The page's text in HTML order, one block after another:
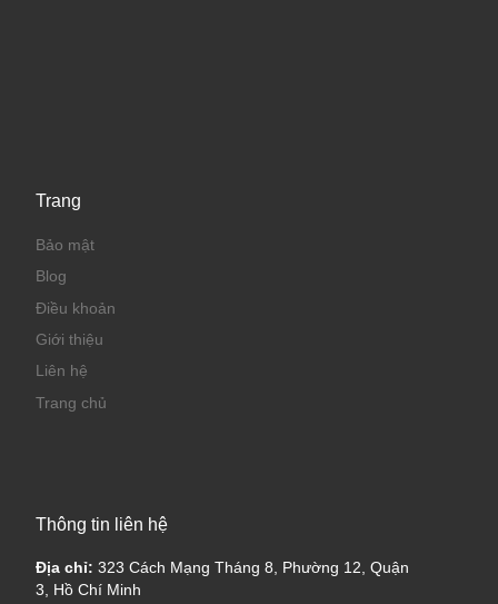
Trang
Bảo mật
Blog
Điều khoản
Giới thiệu
Liên hệ
Trang chủ
Thông tin liên hệ
Địa chỉ: 323 Cách Mạng Tháng 8, Phường 12, Quận
3, Hồ Chí Minh